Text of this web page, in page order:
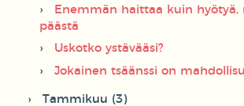
Enemmän haittaa kuin
päästä
Uskotko ystävääsi?
Jokainen tsäänssi on
Tammikuu (3)